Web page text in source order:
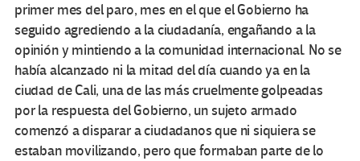
primer mes del paro, mes en el que el Gobierno ha
seguido agrediendo a la ciudadanía, engañando a la
opinión y mintiendo a la comunidad internacional. No se
había alcanzado ni la mitad del día cuando ya en la
ciudad de Cali, una de las más cruelmente golpeadas
por la respuesta del Gobierno, un sujeto armado
comenzó a disparar a ciudadanos que ni siquiera se
estaban movilizando, pero que formaban parte de lo